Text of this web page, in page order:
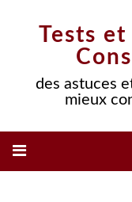
Tests
des astuces
mieux